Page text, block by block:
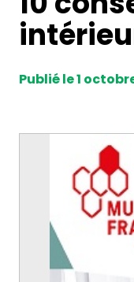
Publié le 1